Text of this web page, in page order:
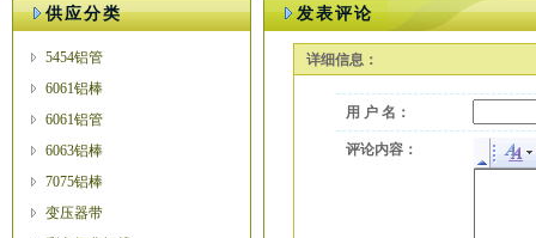
供应分类
5454铝管
6061铝棒
6061铝管
6063铝棒
7075铝棒
变压器带
发表评论
详细信息：
用 户 名：
评论内容：